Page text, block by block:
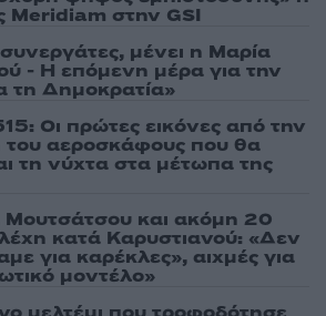
Meridiam στην GSI
μένει η Μαρία
- Η επόμενη μέρα για την
τη Δημοκρατία»
Οι πρώτες εικόνες από την
του αεροσκάφους που θα
τη νύχτα στα μέτωπα της
Μουτσάτσου και ακόμη 20
κατά Καρυστιανού: «Δεν
για καρέκλες», αιχμές για
μοντέλο»